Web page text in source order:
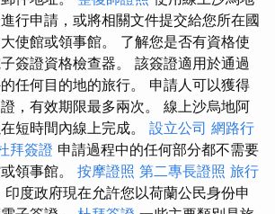
行申請，或將相關文件提交給您所在國
使館或領事館。 了解您是否有資格使
簽證資格檢查器。 該簽證適用於通過
任何目的地的旅行。 申請人可以獲得
，有效期限最多兩次。 線上沙烏地阿
短時間內線上完成。 設立公司 網路行
拜簽證 申請過程中的任何部分都不需要
領事館。 按摩證照 第二專長證照 旅行
印度政府現在允許您以荷蘭公民身份申